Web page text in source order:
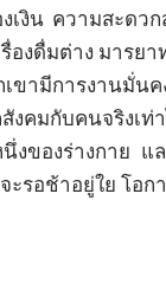
เงิน ความสะด
งดื่มต่าง มารยา
เขามีการงาน
งคมกับคนจริง
งของร่างกาย
รอช้าอยู่ใย โ